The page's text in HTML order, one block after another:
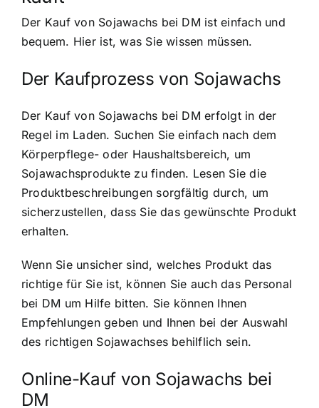
Der Kauf von Sojawachs bei DM ist einfach und
bequem. Hier ist, was Sie wissen müssen.
Der Kaufprozess von Sojawachs
Der Kauf von Sojawachs bei DM erfolgt in der
Regel im Laden. Suchen Sie einfach nach dem
Körperpflege- oder Haushaltsbereich, um
Sojawachsprodukte zu finden. Lesen Sie die
Produktbeschreibungen sorgfältig durch, um
sicherzustellen, dass Sie das gewünschte Produkt
erhalten.
Wenn Sie unsicher sind, welches Produkt das
richtige für Sie ist, können Sie auch das Personal
bei DM um Hilfe bitten. Sie können Ihnen
Empfehlungen geben und Ihnen bei der Auswahl
des richtigen Sojawachses behilflich sein.
Online-Kauf von Sojawachs bei
DM